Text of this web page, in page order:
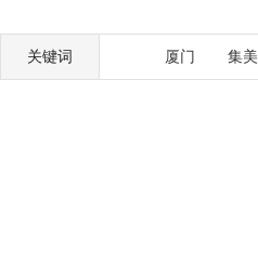
关键词 厦门 集美